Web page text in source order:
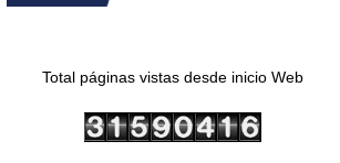
Total páginas vistas desde inicio Web